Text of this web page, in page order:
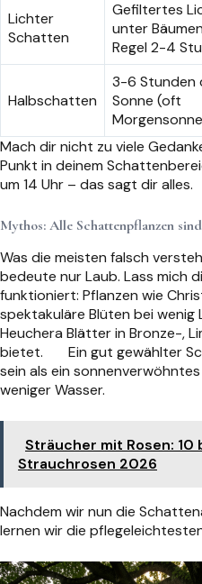
Lichter
Schatten
Gefiltertes
unter
Regel 2-4
Halbschatten
3-6 Stunden
Sonne (oft
Mach dir nicht zu viele
Punkt in deinem
um 14 Uhr – das sagt dir alles.
Mythos: Alle Schattenpflanzen
Was die meisten falsch
bedeute nur Laub. Lass mich
funktioniert: Pflanzen wie
spektakuläre Blüten bei wenig
Heuchera Blätter in Bronze-,
bietet.
Ein gut gewählter
sein als ein
weniger Wasser.
Sträucher mit Rosen:
Strauchrosen 2026
Nachdem wir nun die
lernen wir die